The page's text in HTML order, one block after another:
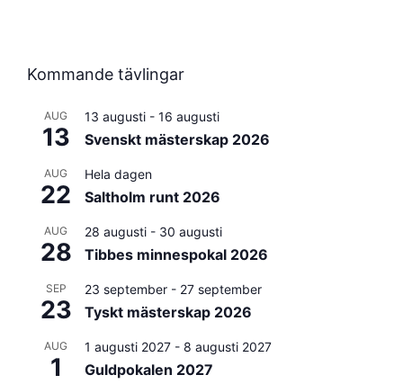
Kommande tävlingar
AUG
13
13 augusti - 16 augusti
Svenskt mästerskap 2026
AUG
22
Hela dagen
Saltholm runt 2026
AUG
28
28 augusti - 30 augusti
Tibbes minnespokal 2026
SEP
23
23 september - 27 september
Tyskt mästerskap 2026
AUG
1
1 augusti 2027 - 8 augusti 2027
Guldpokalen 2027